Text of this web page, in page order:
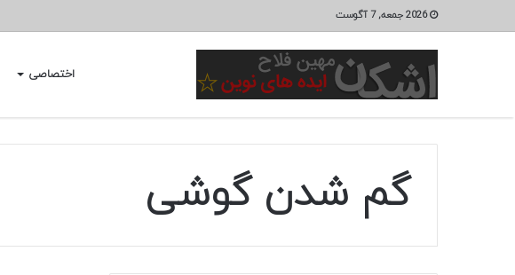
2026 جمعه, 7 آگوست
اختصاصی
گم شدن گوشی